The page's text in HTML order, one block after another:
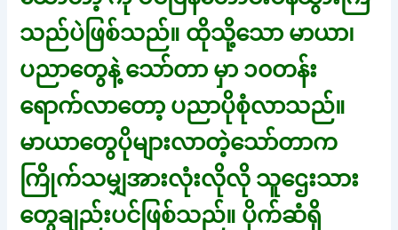
သည်ပဲဖြစ်သည်။ ထိုသို့သော မာယာ၊
ပညာတွေနဲ့ သော်တာ မှာ ၁၀တန်း
ရောက်လာတော့ ပညာပိုစုံလာသည်။
မာယာတွေပိုများလာတဲ့သော်တာက
ကြိုက်သမျှအားလုံးလိုလို သူဌေးသား
တွေချည်းပင်ဖြစ်သည်။ ပိုက်ဆံရှိ